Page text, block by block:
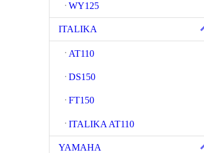
WY125
ITALIKA
AT110
DS150
FT150
ITALIKA AT110
YAMAHA